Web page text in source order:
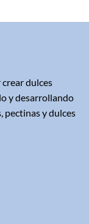
2,45€
dulces
y desarrollando
pectinas y dulces